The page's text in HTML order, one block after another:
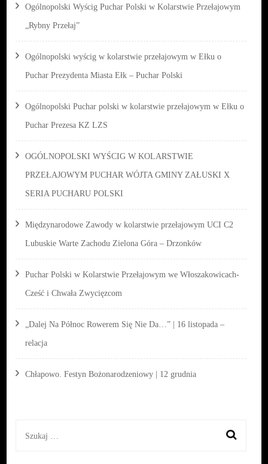
Ogólnopolski Wyścig Puchar Polski w Kolarstwie Przełajowym
„Rybny Przełaj”
Ogólnopolski wyścig w kolarstwie przełajowym w Ełku o
Puchar Prezydenta Miasta Ełk – Puchar Polski
Ogólnopolski Puchar polski w kolarstwie przełajowym w Ełku o
Puchar Prezesa KZ LZS
OGÓLNOPOLSKI WYŚCIG W KOLARSTWIE
PRZEŁAJOWYM PUCHAR WÓJTA GMINY ZAŁUSKI X
SERIA PUCHARU POLSKI
Międzynarodowe Zawody w kolarstwie przełajowym UCI C2
Lubuskie Warte Zachodu Zielona Góra – Drzonków
Puchar Polski w Kolarstwie Przełajowym we Włoszakowicach-
Cześć i Chwała Zwycięzcom
„Dalej Na Północ Rowerem Się Nie Da…” | 16 listopada –
relacja
Chłapowo. Festyn Bożonarodzeniowy | 12 grudnia
Szukaj: